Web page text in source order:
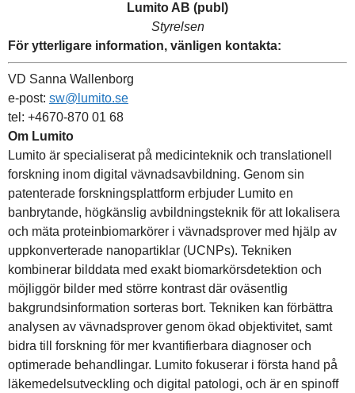
Lumito AB (publ)
Styrelsen
För ytterligare information, vänligen kontakta:
VD Sanna Wallenborg
e-post: sw@lumito.se
tel: +4670-870 01 68
Om Lumito
Lumito är specialiserat på medicinteknik och translationell
forskning inom digital vävnadsavbildning. Genom sin
patenterade forskningsplattform erbjuder Lumito en
banbrytande, högkänslig avbildningsteknik för att lokalisera
och mäta proteinbiomarkörer i vävnadsprover med hjälp av
uppkonverterade nanopartiklar (UCNPs). Tekniken
kombinerar bilddata med exakt biomarkörsdetektion och
möjliggör bilder med större kontrast där oväsentlig
bakgrundsinformation sorteras bort. Tekniken kan förbättra
analysen av vävnadsprover genom ökad objektivitet, samt
bidra till forskning för mer kvantifierbara diagnoser och
optimerade behandlingar. Lumito fokuserar i första hand på
läkemedelsutveckling och digital patologi, och är en spinoff